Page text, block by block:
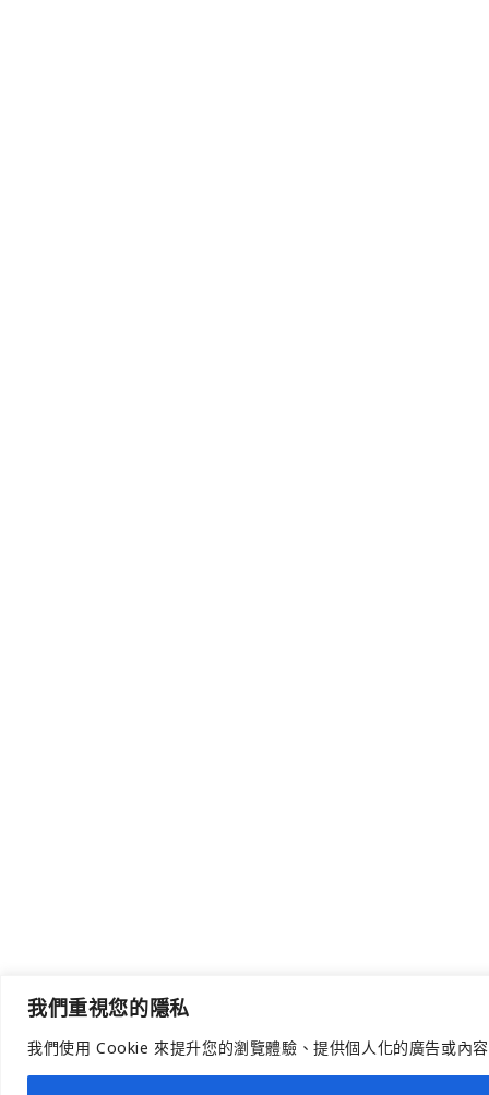
我們重視您的隱私
我們使用 Cookie 來提升您的瀏覽體驗、提供個人化的廣告或內